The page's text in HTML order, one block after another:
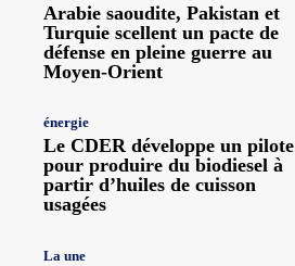
Arabie saoudite, Pakistan et
Turquie scellent un pacte de
défense en pleine guerre au
Moyen-Orient
énergie
Le CDER développe un pilote
pour produire du biodiesel à
partir d’huiles de cuisson
usagées
La une